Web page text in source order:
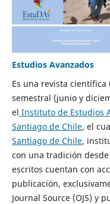
Estudios Avanzados
Es una revista
semestral (junio y
el Instituto de Estudios
Santiago de Chile, el
Santiago de Chile,
con una tradición
escritos cuentan con
publicación,
Journal Source (OJS) y